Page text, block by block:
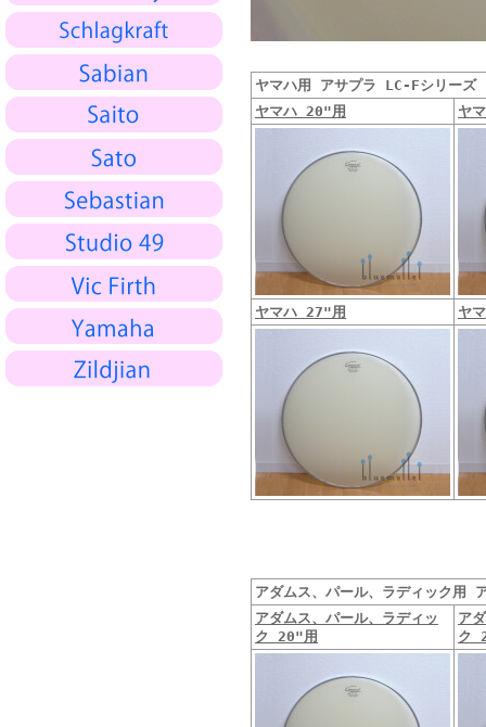
ヤマハ用 アサプラ LC-Fシリーズ
ヤマハ 20"用
ヤ
ヤマハ 27"用 ヤ
アダムス、パール、ラディック用
アダムス、パール、ラディッ
ク 20"用
ア
ク